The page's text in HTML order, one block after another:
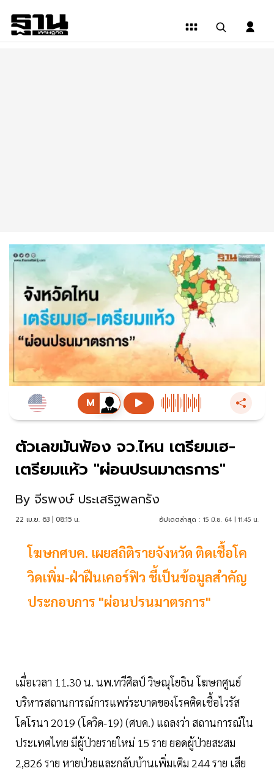
ตัวเลขมันฟ้อง จว.ไหน เตรียมเฮ-
เตรียมแห้ว "ผ่อนปรนมาตรการ"
By จีรพงษ์ ประเสริฐพลกรัง
22 เม.ย. 63 | 08:15 น. อัปเดตล่าสุด : 15 มิ.ย. 64 | 11:45 น.
โฆษกศบค. เผยสถิติรายจังหวัด ติดเชื้อโค
วิดเพิ่ม-ฝ่าฝืนเคอร์ฟิว ชี้เป็นข้อมูลสำคัญ
ประกอบการ "ผ่อนปรนมาตรการ"
เมื่อเวลา 11.30 น. นพ.ทวีศิลป์ วิษณุโยธิน โฆษกศูนย์
บริหารสถานการณ์การแพร่ระบาดของโรคติดเชื้อไวรัส
โคโรนา 2019 (โควิด-19) (ศบค.) แถลงว่า สถานการณ์ใน
ประเทศไทย มีผู้ป่วยรายใหม่ 15 ราย ยอดผู้ป่วยสะสม
2,826 ราย หายป่วยและกลับบ้านเพิ่มเติม 244 ราย เสีย